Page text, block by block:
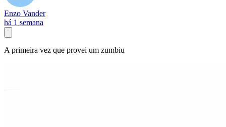
Enzo Vander
há 1 semana
A primeira vez que provei um zumbiu